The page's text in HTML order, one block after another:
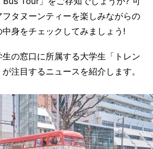
タヌーンティーを楽しみながらの
身をチェックしてみましょう!
の窓口に所属する大学生「トレン
注目するニュースを紹介します。